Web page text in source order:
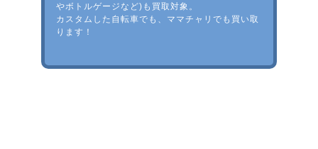
やボトルゲージなど)も買取対象。
カスタムした自転車でも、ママチャリでも買い取
ります！